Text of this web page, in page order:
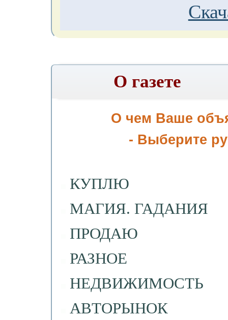
О газете
О чем Ваше
- Выберите
КУПЛЮ
МАГИЯ. ГАДАНИЯ
ПРОДАЮ
РАЗНОЕ
НЕДВИЖИМОСТЬ
АВТОРЫНОК